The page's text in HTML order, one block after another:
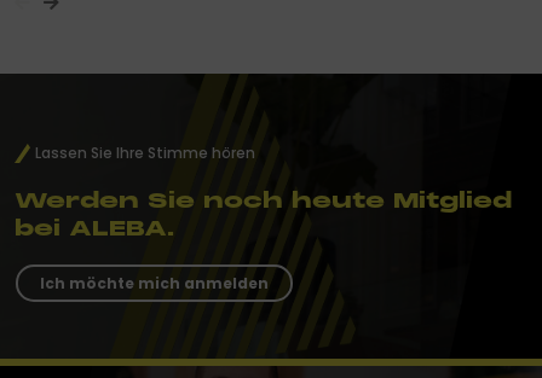
Lassen Sie Ihre Stimme hören
Werden Sie noch heute Mitglied
bei ALEBA.
Ich möchte mich anmelden